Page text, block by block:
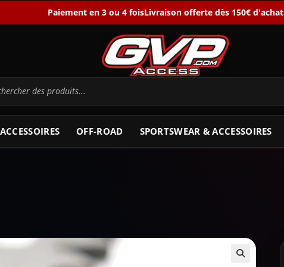
Paiement en 3 ou 4 foisLivraison offerte dès 150€ d'achat
ACCESSOIRES OFF-ROAD SPORTSWEAR & ACCESSOIRES